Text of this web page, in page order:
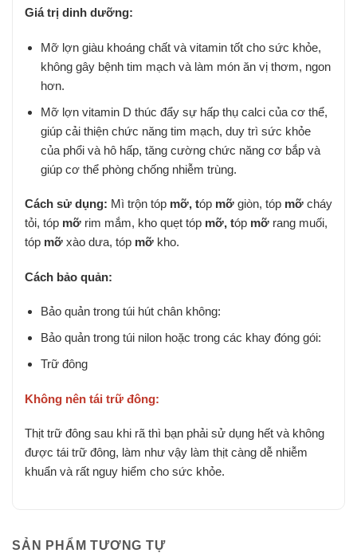
Giá trị dinh dưỡng:
Mỡ lợn giàu khoáng chất và vitamin tốt cho sức khỏe,
không gây bệnh tim mạch và làm món ăn vị thơm, ngon
hơn.
Mỡ lợn vitamin D thúc đẩy sự hấp thụ calci của cơ thể,
giúp cải thiện chức năng tim mạch, duy trì sức khỏe
của phổi và hô hấp, tăng cường chức năng cơ bắp và
giúp cơ thể phòng chống nhiễm trùng.
Cách sử dụng: Mì trộn tóp mỡ, tóp mỡ giòn, tóp mỡ cháy
tỏi, tóp mỡ rim mắm, kho quẹt tóp mỡ, tóp mỡ rang muối,
tóp mỡ xào dưa, tóp mỡ kho.
Cách bảo quản:
Bảo quản trong túi hút chân không:
Bảo quản trong túi nilon hoặc trong các khay đóng gói:
Trữ đông
Không nên tái trữ đông:
Thịt trữ đông sau khi rã thì bạn phải sử dụng hết và không
được tái trữ đông, làm như vậy làm thịt càng dễ nhiễm
khuẩn và rất nguy hiểm cho sức khỏe.
SẢN PHẨM TƯƠNG TỰ